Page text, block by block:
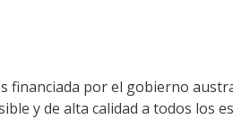
financiada por el gobierno
y de alta calidad a todos los